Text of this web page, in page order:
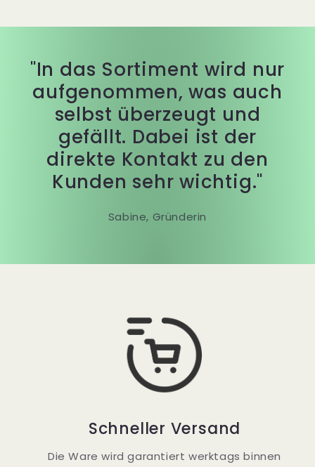
"In das Sortiment wird nur
aufgenommen, was auch
selbst überzeugt und
gefällt. Dabei ist der
direkte Kontakt zu den
Kunden sehr wichtig."
Sabine, Gründerin
Schneller Versand
Die Ware wird garantiert werktags binnen